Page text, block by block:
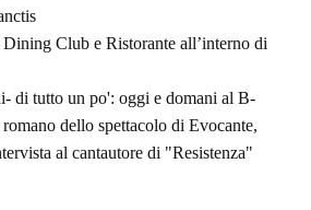
Club e Ristorante all’interno di
di tutto un po': oggi e domani al B-
dello spettacolo di Evocante,
al cantautore di "Resistenza"